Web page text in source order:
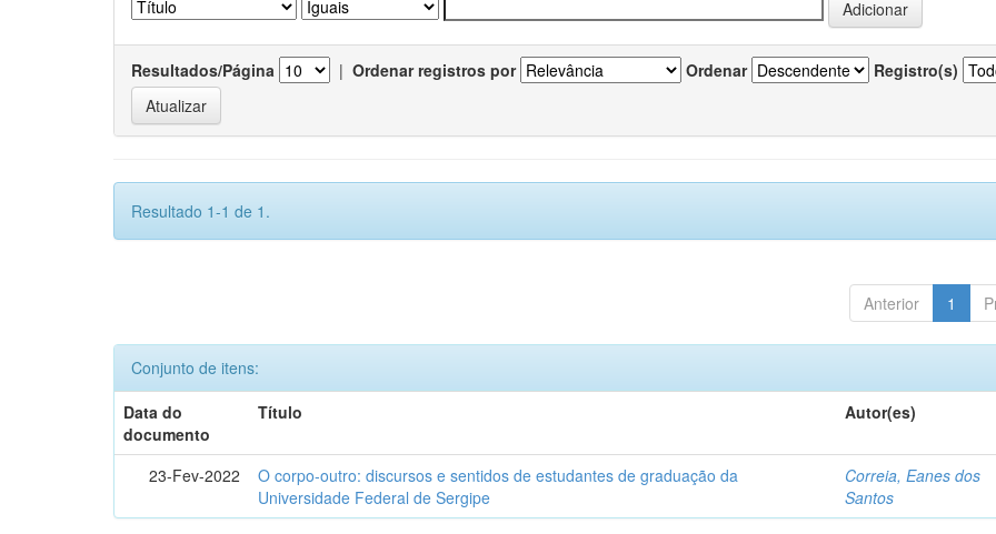
Resultados/Página | Ordenar registros por Ordenar Registro(s)
Resultado 1-1 de 1.
Anterior 1
Conjunto de itens:
Data do
documento
Título Autor(es)
23-Fev-2022
O corpo-outro: discursos e sentidos de estudantes de graduação da
Universidade Federal de Sergipe
Correia, Eanes dos
Santos